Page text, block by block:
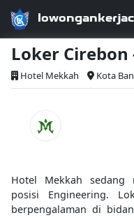
Loker Cirebon
Hotel Mekkah Kota
Hotel Mekkah sedang
posisi Engineering.
berpengalaman di